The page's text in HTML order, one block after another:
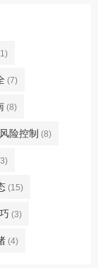
(7)
(8)
风险控制 (8)
(15)
(3)
(4)